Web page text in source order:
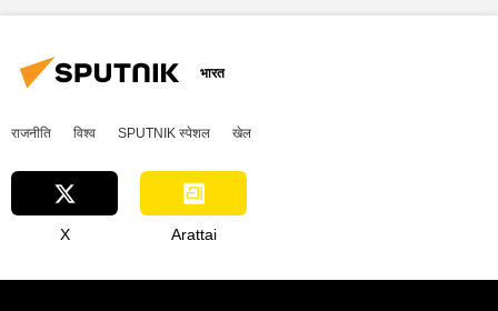
भारत
राजनीति विश्व SPUTNIK स्पेशल खेल
X Arattai